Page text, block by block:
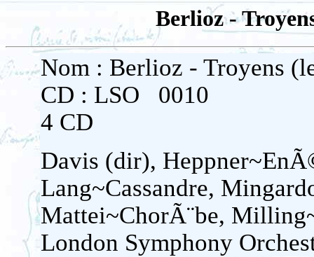
Berlioz -
Nom : Berlioz - Troyens
CD : LSO 0010
4 CD
Davis (dir),
Lang~Cassandre,
Mattei~ChorÃ¨be,
London Symphony